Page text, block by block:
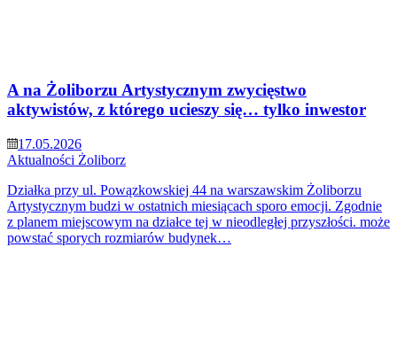
A na Żoliborzu Artystycznym zwycięstwo
aktywistów, z którego ucieszy się… tylko inwestor
17.05.2026
Aktualności Żoliborz
Działka przy ul. Powązkowskiej 44 na warszawskim Żoliborzu
Artystycznym budzi w ostatnich miesiącach sporo emocji. Zgodnie
z planem miejscowym na działce tej w nieodległej przyszłości. może
powstać sporych rozmiarów budynek…